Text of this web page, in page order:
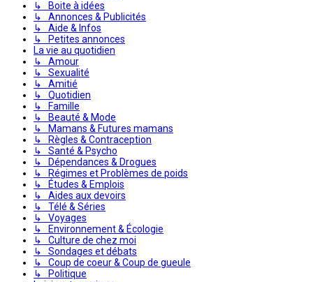
↳ Boite à idées
↳ Annonces & Publicités
↳ Aide & Infos
↳ Petites annonces
La vie au quotidien
↳ Amour
↳ Sexualité
↳ Amitié
↳ Quotidien
↳ Famille
↳ Beauté & Mode
↳ Mamans & Futures mamans
↳ Règles & Contraception
↳ Santé & Psycho
↳ Dépendances & Drogues
↳ Régimes et Problèmes de poids
↳ Études & Emplois
↳ Aides aux devoirs
↳ Télé & Séries
↳ Voyages
↳ Environnement & Écologie
↳ Culture de chez moi
↳ Sondages et débats
↳ Coup de coeur & Coup de gueule
↳ Politique